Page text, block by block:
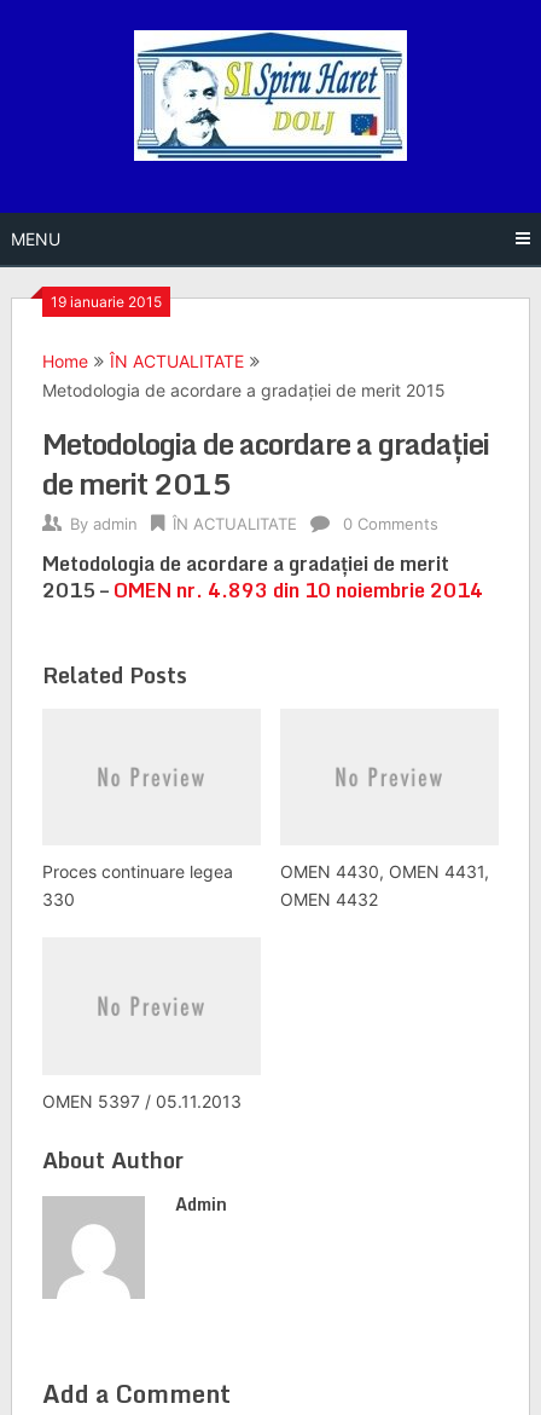
MENU
19 ianuarie 2015
Home
ÎN ACTUALITATE
Metodologia de acordare a gradaţiei de merit 2015
Metodologia de acordare a gradaţiei
de merit 2015
By admin ÎN ACTUALITATE 0 Comments
Metodologia de acordare a gradaţiei de merit
2015 –OMEN nr. 4.893 din 10 noiembrie 2014
Related Posts
Proces continuare legea
330
OMEN 4430, OMEN 4431,
OMEN 4432
OMEN 5397 / 05.11.2013
About Author
Admin
Add a Comment